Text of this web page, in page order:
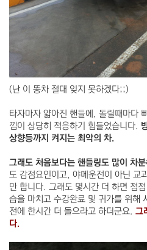
(난 이 똥차 절대 잊지 못하겠다;;)
타자마자 얇아진 핸들에, 돌릴때마다
낌이 상당히 적응하기 힘들었습니다.
상향등까지 켜지는 최악의 차.
그래도 처음보다는 핸들링도 많이 차
도 감점요인이고, 야메운전이 아닌 교
만 합니다. 그래도 몇시간 더 하면 점
습을 마치고 수강완료 및 귀가를 위해
전에 한시간 더 돌으라고 하더군요. 그
다.